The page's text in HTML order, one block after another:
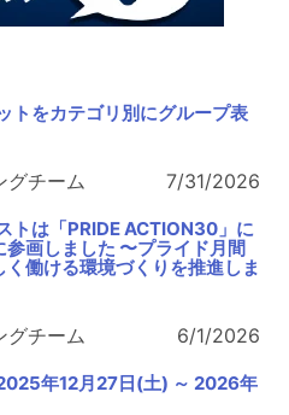
トをカテゴリ別にグループ表
グチーム 7/31/2026
トは「PRIDE ACTION30」に
画しました 〜プライド月間
働ける環境づくりを推進しま
グチーム 6/1/2026
年12月27日(土) ～ 2026年